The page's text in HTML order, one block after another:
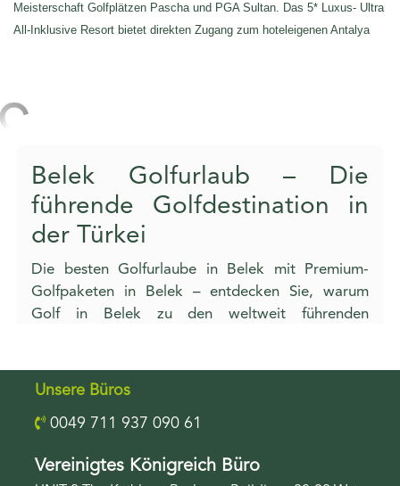
Meisterschaft Golfplätzen Pascha und PGA Sultan. Das 5* Luxus- Ultra
All-Inklusive Resort bietet direkten Zugang zum hoteleigenen Antalya
Belek Golfurlaub – Die
führende Golfdestination in
der Türkei
Die besten Golfurlaube in Belek mit Premium-
Golfpaketen in Belek – entdecken Sie, warum
Golf in Belek zu den weltweit führenden
Unsere Büros
0049 711 937 090 61
Vereinigtes Königreich Büro